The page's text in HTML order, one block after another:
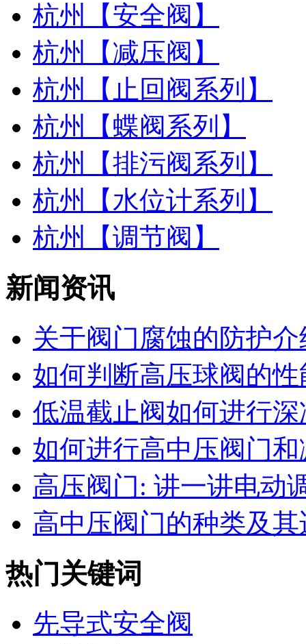
杭州【安全阀】
杭州【减压阀】
杭州【止回阀系列】
杭州【蝶阀系列】
杭州【排污阀系列】
杭州【水位计系列】
杭州【调节阀】
新闻资讯
关于阀门腐蚀的防护介
如何判断高压球阀的性
低温截止阀如何进行
如何进行高中压阀门和
高压阀门: 讲一讲电动
高中压阀门的种类及其
热门关键词
先导式安全阀